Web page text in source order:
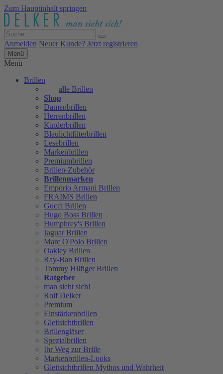
Zum Hauptinhalt springen
Anmelden Neuer Kunde? Jetzt registrieren
Menü
Menü
Brillen
alle Brillen
Shop
Damenbrillen
Herrenbrillen
Kinderbrillen
Blaulichtfilterbrillen
Lesebrillen
Markenbrillen
Premiumbrillen
Brillen-Zubehör
Brillenmarken
Emporio Armani Brillen
FRAIMS Brillen
Gucci Brillen
Hugo Boss Brillen
Humphrey's Brillen
Jaguar Brillen
Marc O'Polo Brillen
Oakley Brillen
Ray-Ban Brillen
Tommy Hilfiger Brillen
Ratgeber
man sieht sich!
Rolf Delker
Premium
Einstärkenbrillen
Gleitsichtbrillen
Brillengläser
Spezialbrillen
Ihr Weg zur Brille
Markenbrillen-Looks
Gleitsichtbrillen Mythos und Wahrheit